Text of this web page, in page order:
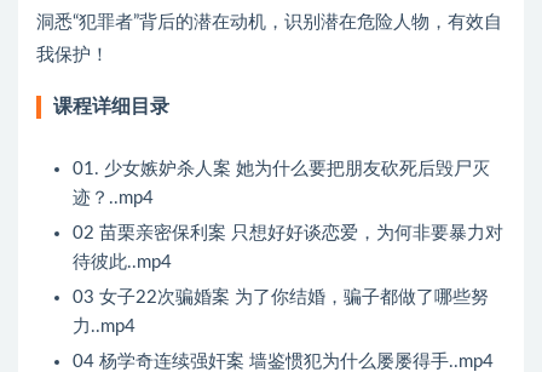
洞悉“犯罪者”背后的潜在动机，识别潜在危险人物，有效自
我保护！
课程详细目录
01. 少女嫉妒杀人案 她为什么要把朋友砍死后毁尸灭
迹？..mp4
02 苗栗亲密保利案 只想好好谈恋爱，为何非要暴力对
待彼此..mp4
03 女子22次骗婚案 为了你结婚，骗子都做了哪些努
力..mp4
04 杨学奇连续强奸案 墙鉴惯犯为什么屡屡得手..mp4